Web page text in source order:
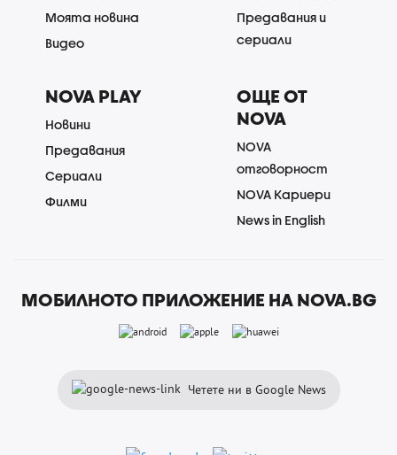
Моята новина
Видео
Предавания и
сериали
NOVA PLAY
Новини
Предавания
Сериали
Филми
ОЩЕ ОТ
NOVA
NOVA
отговорност
NOVA Кариери
News in English
МОБИЛНОТО ПРИЛОЖЕНИЕ НА NOVA.BG
Четете ни в Google News